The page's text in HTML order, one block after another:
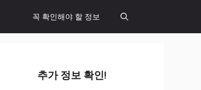
꼭 확인해야 할 정보
추가 정보 확인!